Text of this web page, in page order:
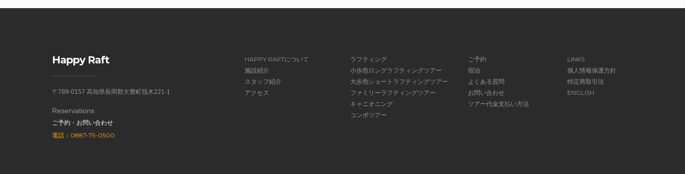
Happy Raft
〒789-0157 高知県長岡郡大豊町筏木221-1
Reservations
ご予約・お問い合わせ
電話：0887-75-0500
HAPPY RAFTについて
施設紹介
スタッフ紹介
アクセス
ラフティング
小歩危ロングラフティングツアー
大歩危ショートラフティングツアー
ファミリーラフティングツアー
キャニオニング
コンボツアー
ご予約
宿泊
よくある質問
お問い合わせ
ツアー代金支払い方法
LINKS
個人情報保護方針
特定商取引法
ENGLISH